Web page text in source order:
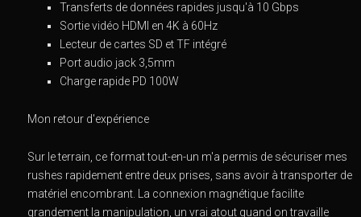
Transferts de données rapides jusqu'à 10 Gbps
Sortie vidéo HDMI en 4K à 60Hz
Lecteur de cartes SD et TF intégré
Port audio jack 3,5mm
Charge rapide PD 100W
Mon retour d'expérience
Sur le terrain, ce format tout-en-un m'a permis de sécuriser mes
rushes rapidement entre deux prises, sans avoir à transporter de
matériel encombrant. La connexion magnétique facilite
grandement la manipulation, un vrai atout quand on travaille